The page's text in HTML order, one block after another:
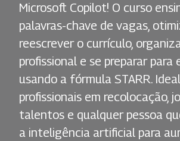
Microsoft Copilot! O curso
palavras-chave de vagas,
reescrever o currículo,
profissional e se preparar
usando a fórmula STARR.
profissionais em recolocação,
talentos e qualquer pessoa
a inteligência artificial para